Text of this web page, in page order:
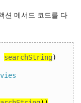
션 메서드 코드를 다
searchString)